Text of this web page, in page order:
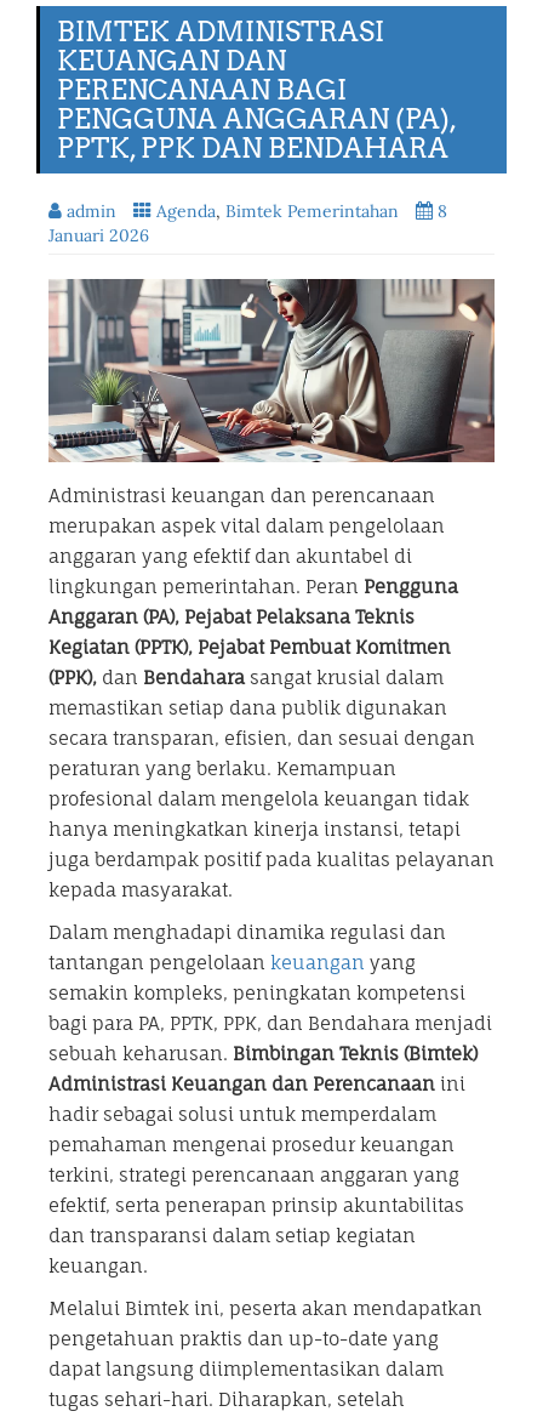
BIMTEK ADMINISTRASI
KEUANGAN DAN
PERENCANAAN BAGI
PENGGUNA ANGGARAN (PA),
PPTK, PPK DAN BENDAHARA
admin Agenda, Bimtek Pemerintahan
8
Januari 2026
Administrasi keuangan dan perencanaan
merupakan aspek vital dalam pengelolaan
anggaran yang efektif dan akuntabel di
lingkungan pemerintahan. Peran Pengguna
Anggaran (PA), Pejabat Pelaksana Teknis
Kegiatan (PPTK), Pejabat Pembuat Komitmen
(PPK), dan Bendaharasangat krusial dalam
memastikan setiap dana publik digunakan
secara transparan, efisien, dan sesuai dengan
peraturan yang berlaku. Kemampuan
profesional dalam mengelola keuangan tidak
hanya meningkatkan kinerja instansi, tetapi
juga berdampak positif pada kualitas pelayanan
kepada masyarakat.
Dalam menghadapi dinamika regulasi dan
tantangan pengelolaan keuangan yang
semakin kompleks, peningkatan kompetensi
bagi para PA, PPTK, PPK, dan Bendahara menjadi
sebuah keharusan. Bimbingan Teknis (Bimtek)
Administrasi Keuangan dan Perencanaan ini
hadir sebagai solusi untuk memperdalam
pemahaman mengenai prosedur keuangan
terkini, strategi perencanaan anggaran yang
efektif, serta penerapan prinsip akuntabilitas
dan transparansi dalam setiap kegiatan
keuangan.
Melalui Bimtek ini, peserta akan mendapatkan
pengetahuan praktis dan up-to-date yang
dapat langsung diimplementasikan dalam
tugas sehari-hari. Diharapkan, setelah